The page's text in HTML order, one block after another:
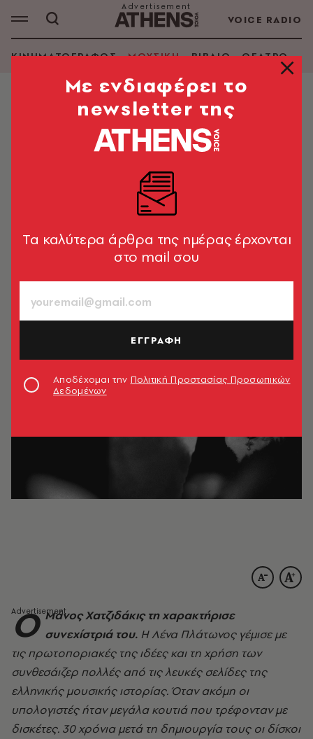
VOICE RADIO
ΚΙΝΗΜΑΤΟΓΡΑΦΟΣ ΜΟΥΣΙΚΗ ΒΙΒΛΙΟ ΘΕΑΤΡΟ -
Τα ηλεκτρονικά όνειρα της Λένας
Πλάτωνος
Η πρωτοποριακή συνθέτης μελοποιεί Ντίκινσον και
Καρυωτάκη στη Στέγη. Ιδανική αφορμή για να μας
Γιώργος Δημητρακόπουλος
529
03.06.2015, 21:05
Ο Μάνος Χατζιδάκις τη χαρακτήρισε
συνεχίστριά του. Η Λένα Πλάτωνος γέμισε με
τις πρωτοποριακές της ιδέες και τη χρήση των
συνθεσάιζερ πολλές από τις λευκές σελίδες της
ελληνικής μουσικής ιστορίας. Όταν ακόμη οι
υπολογιστές ήταν μεγάλα κουτιά που τρέφονταν με
δισκέτες. 30 χρόνια μετά τη δημιουργία τους οι δίσκοι
Mε ενδιαφέρει το
newsletter της
Tα καλύτερα άρθρα της ημέρας έρχονται
στο mail σου
ΕΓΓΡΑΦΗ
Αποδέχομαι την Πολιτική Προστασίας Προσωπικών
Δεδομένων